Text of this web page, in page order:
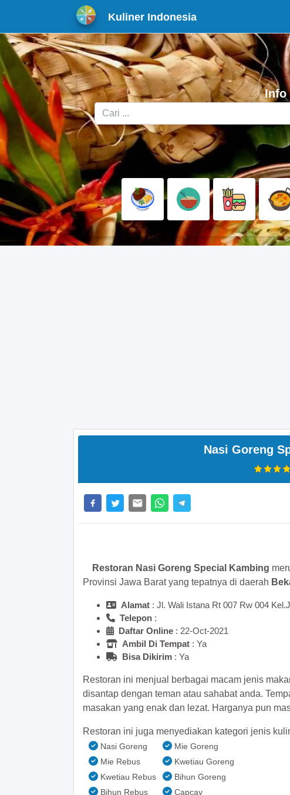
Kuliner Indonesia
Info
Nasi Goreng
Restoran Nasi Goreng Special Kambing
Provinsi Jawa Barat yang tepatnya di daerah
Alamat : Jl. Wali Istana Rt 007 Rw 004
Telepon :
Daftar Online : 22-Oct-2021
Ambil Di Tempat : Ya
Bisa Dikirim : Ya
Restoran ini menjual berbagai macam jenis
disantap dengan teman atau sahabat anda.
masakan yang enak dan lezat. Harganya pun
Restoran ini juga menyediakan kategori jenis
Nasi Goreng
Mie Goreng
Mie Rebus
Kwetiau Goreng
Kwetiau Rebus
Bihun Goreng
Bihun Rebus
Capcay